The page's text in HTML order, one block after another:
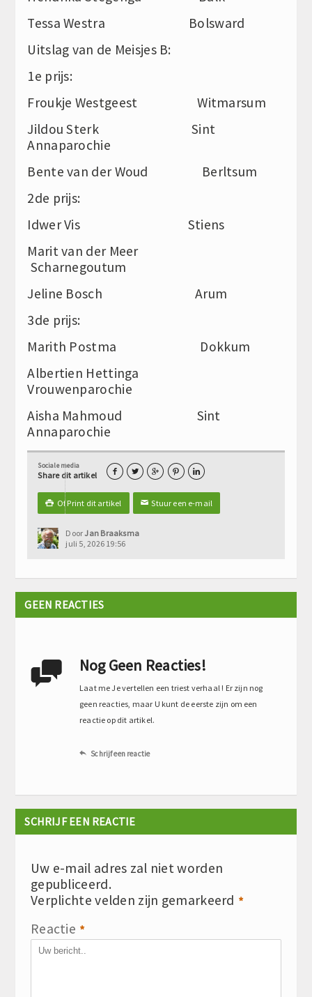
Tessa Westra Bolsward
Uitslag van de Meisjes B:
1e prijs:
Froukje Westgeest Witmarsum
Jildou Sterk Sint
Annaparochie
Bente van der Woud Berltsum
2de prijs:
Idwer Vis Stiens
Marit van der Meer
Scharnegoutum
Jeline Bosch Arum
3de prijs:
Marith Postma Dokkum
Albertien Hettinga
Vrouwenparochie
Aisha Mahmoud Sint
Annaparochie
Sociale media
Share dit artikel     
 Of Print dit artikel ✉Stuur een e-mail
DoorJan Braaksma
juli 5, 2026 19:56
GEEN REACTIES
 Nog Geen Reacties!
Laat me Je vertellen een triest verhaal ! Er zijn nog
geen reacties, maar U kunt de eerste zijn om een
reactie op dit artikel.
 Schrijf een reactie
SCHRIJF EEN REACTIE
Uw e-mail adres zal niet worden
gepubliceerd.
Verplichte velden zijn gemarkeerd *
Reactie *